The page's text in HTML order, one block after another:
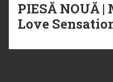
PIESĂ NOUĂ
Love